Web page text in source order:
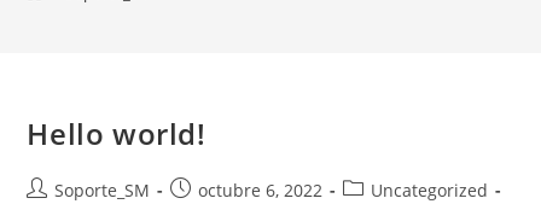
Hello world!
Soporte_SM octubre 6, 2022
Uncategorized